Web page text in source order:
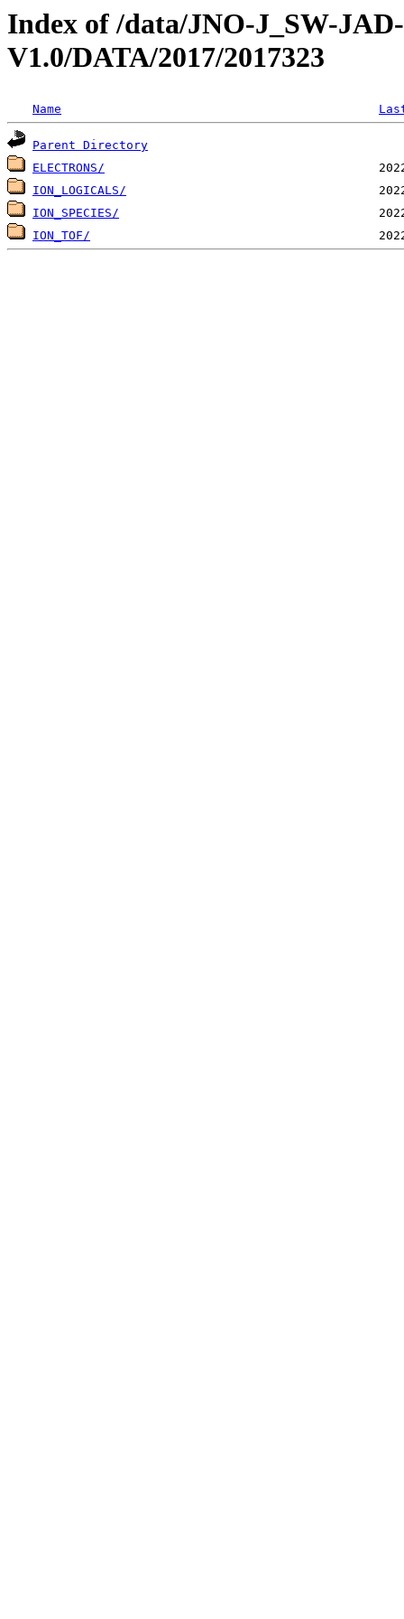
Index of /data/JNO-J_SW-
V1.0/DATA/2017/2017323
Name
Parent Directory
ELECTRONS/
ION_LOGICALS/
ION_SPECIES/
ION_TOF/